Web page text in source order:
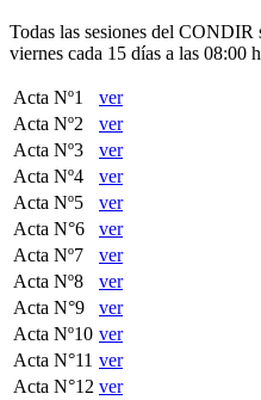
Todas las sesiones del CONDIR
viernes cada 15 días a las 08:00
Acta Nº1
ver
Acta Nº2
ver
Acta Nº3
ver
Acta Nº4
ver
Acta Nº5
ver
Acta N°6
ver
Acta Nº7
ver
Acta Nº8
ver
Acta N°9
ver
Acta Nº10 ver
Acta N°11 ver
Acta N°12 ver